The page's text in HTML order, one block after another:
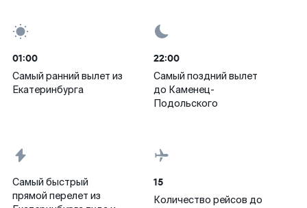
01:00
Самый ранний вылет из
Екатеринбурга
22:00
Самый поздний вылет
до Каменец-
Подольского
Самый быстрый
прямой перелет из
15
Количество рейсов до